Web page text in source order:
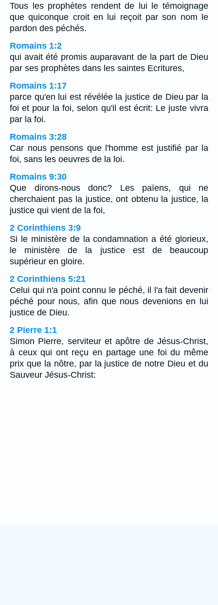
Tous les prophètes rendent de lui le témoignage
que quiconque croit en lui reçoit par son nom le
pardon des péchés.
Romains 1:2
qui avait été promis auparavant de la part de Dieu
par ses prophètes dans les saintes Ecritures,
Romains 1:17
parce qu'en lui est révélée la justice de Dieu par la
foi et pour la foi, selon qu'il est écrit: Le juste vivra
par la foi.
Romains 3:28
Car nous pensons que l'homme est justifié par la
foi, sans les oeuvres de la loi.
Romains 9:30
Que dirons-nous donc? Les païens, qui ne
cherchaient pas la justice, ont obtenu la justice, la
justice qui vient de la foi,
2 Corinthiens 3:9
Si le ministère de la condamnation a été glorieux,
le ministère de la justice est de beaucoup
supérieur en gloire.
2 Corinthiens 5:21
Celui qui n'a point connu le péché, il l'a fait devenir
péché pour nous, afin que nous devenions en lui
justice de Dieu.
2 Pierre 1:1
Simon Pierre, serviteur et apôtre de Jésus-Christ,
à ceux qui ont reçu en partage une foi du même
prix que la nôtre, par la justice de notre Dieu et du
Sauveur Jésus-Christ: